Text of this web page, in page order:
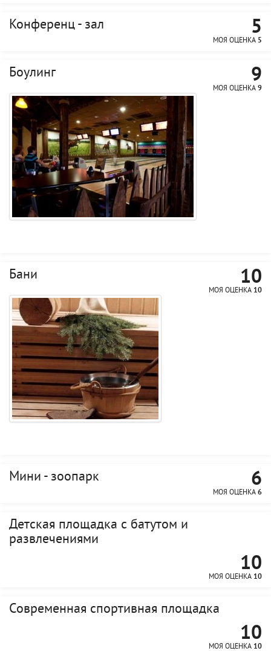
Конференц - зал 5
МОЯ ОЦЕНКА 5
Боулинг 9
МОЯ ОЦЕНКА 9
Бани 10
МОЯ ОЦЕНКА 10
Мини - зоопарк 6
МОЯ ОЦЕНКА 6
Детская площадка с батутом и
развлечениями
10
МОЯ ОЦЕНКА 10
Современная спортивная площадка
10
МОЯ ОЦЕНКА 10